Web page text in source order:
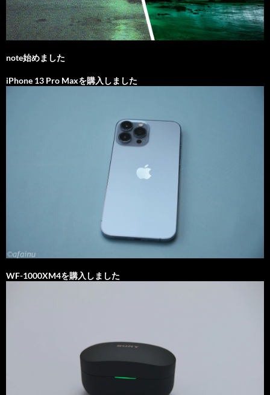
note始めました
iPhone 13 Pro Maxを購入しました
WF-1000XM4を購入しました